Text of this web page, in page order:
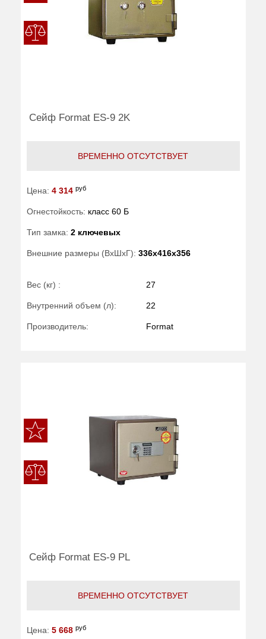
Сейф Format ES-9 2K
ВРЕМЕННО ОТСУТСТВУЕТ
Цена: 4 314 руб
Огнестойкость: класс 60 Б
Тип замка: 2 ключевых
Внешние размеры (ВхШхГ): 336x416x356
Вес (кг) : 27
Внутренний объем (л): 22
Производитель: Format
Сейф Format ES-9 PL
ВРЕМЕННО ОТСУТСТВУЕТ
Цена: 5 668 руб